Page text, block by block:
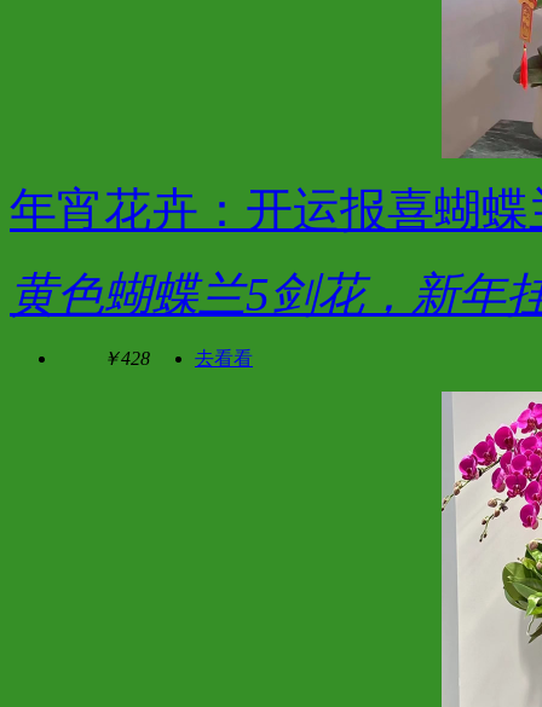
年宵花卉：开运报喜蝴蝶
黄色蝴蝶兰5剑花，新年
￥428 去看看